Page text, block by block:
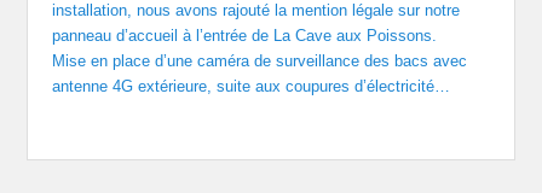
installation, nous avons rajouté la mention légale sur notre
panneau d’accueil à l’entrée de La Cave aux Poissons.
Mise en place d’une caméra de surveillance des bacs avec
antenne 4G extérieure, suite aux coupures d’électricité…